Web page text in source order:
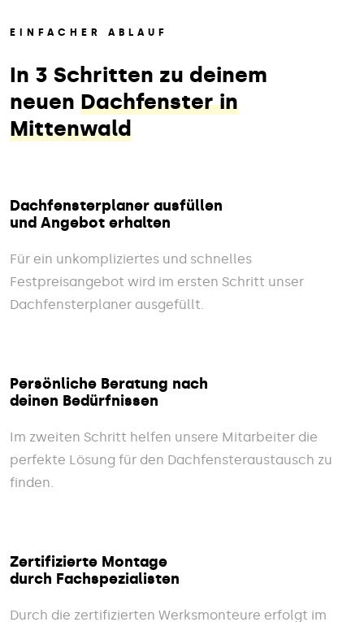
EINFACHER ABLAUF
In 3 Schritten zu deinem
neuen Dachfenster in
Mittenwald
Dachfensterplaner ausfüllen
und Angebot erhalten
Für ein unkompliziertes und schnelles
Festpreisangebot wird im ersten Schritt unser
Dachfensterplaner ausgefüllt.
Persönliche Beratung nach
deinen Bedürfnissen
Im zweiten Schritt helfen unsere Mitarbeiter die
perfekte Lösung für den Dachfensteraustausch zu
finden.
Zertifizierte Montage
durch Fachspezialisten
Durch die zertifizierten Werksmonteure erfolgt im